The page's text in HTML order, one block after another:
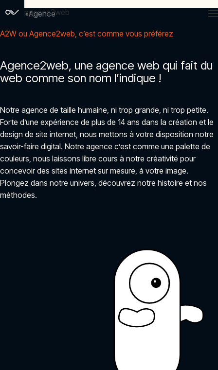
agence2web
Accueil Agence
A2W ou Agence2web, c’est comme vous préférez
Agence2web, une agence web qui fait du
web comme son nom l’indique !
Notre agence de taille humaine, ni trop grande, ni trop petite.
Forte d’une expérience de plus de 14 ans dans la création et le
design de site internet, nous mettons à votre disposition notre
savoir-faire digital. Notre agence c’est comme une palette de
couleurs, nous laissons libre cours à notre créativité pour
concevoir des sites internet sur mesure, à votre image.
Plongez dans notre univers, découvrez notre histoire et nos
méthodes.